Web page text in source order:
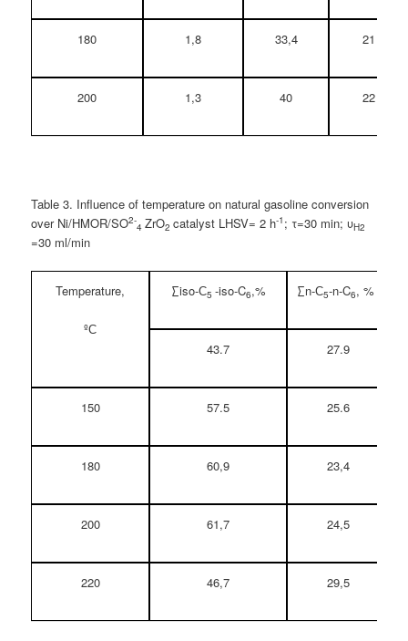
180 1,8 33,4 21
200 1,3 40 22
Table 3. Influence of temperature on natural gasoline conversion
over Ni/HMOR/SO2-
4ZrO2catalyst LHSV= 2 h-1 ; τ=30 min; υH2
=30 ml/min
Temperature,
ºС
∑iso-С5 -iso-C6,% ∑n-С5-n-C6, %
43.7 27.9
150 57.5 25.6
180 60,9 23,4
200 61,7 24,5
220 46,7 29,5